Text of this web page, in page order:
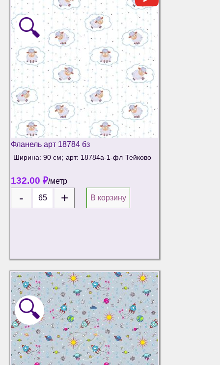
🔍
Фланель арт 18784 бз
Ширина: 90 см; арт: 18784а-1-фл Тейково
132.00 ₽/метр
В корзину
🔍